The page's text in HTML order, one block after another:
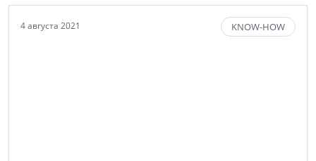
4 августа 2021 KNOW-HOW